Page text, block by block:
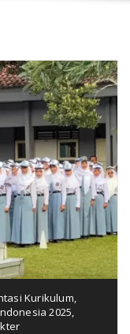
Kurikulum,
2025,